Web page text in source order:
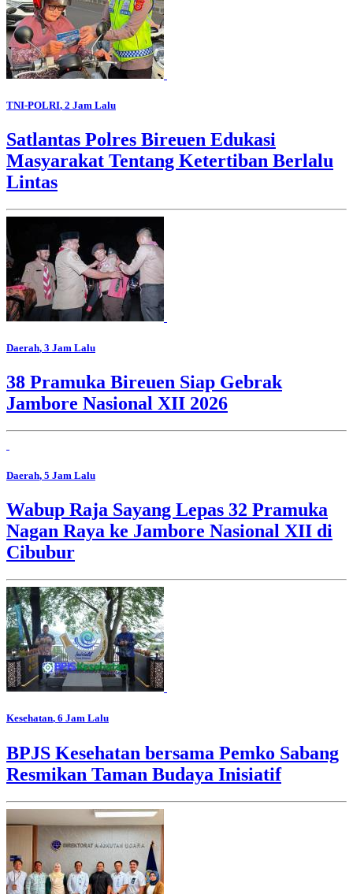
TNI-POLRI, 2 Jam Lalu
Satlantas Polres Bireuen Edukasi
Masyarakat Tentang Ketertiban Berlalu
Lintas
Daerah, 3 Jam Lalu
38 Pramuka Bireuen Siap Gebrak
Jambore Nasional XII 2026
Daerah, 5 Jam Lalu
Wabup Raja Sayang Lepas 32 Pramuka
Nagan Raya ke Jambore Nasional XII di
Cibubur
Kesehatan, 6 Jam Lalu
BPJS Kesehatan bersama Pemko Sabang
Resmikan Taman Budaya Inisiatif